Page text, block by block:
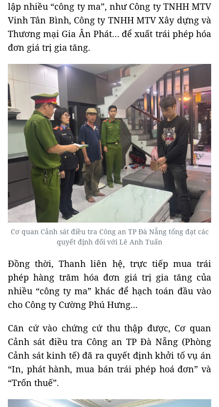
lập nhiều “công ty ma”, như Công ty TNHH MTV
Vinh Tân Bình, Công ty TNHH MTV Xây dựng và
Thương mại Gia Ân Phát… để xuất trái phép hóa
đơn giá trị gia tăng.
Cơ quan Cảnh sát điều tra Công an TP Đà Nẵng tống đạt các
quyết định đối với Lê Anh Tuấn
Đồng thời, Thanh liên hệ, trực tiếp mua trái
phép hàng trăm hóa đơn giá trị gia tăng của
nhiều “công ty ma” khác để hạch toán đầu vào
cho Công ty Cường Phú Hưng...
Căn cứ vào chứng cứ thu thập được, Cơ quan
Cảnh sát điều tra Công an TP Đà Nẵng (Phòng
Cảnh sát kinh tế) đã ra quyết định khởi tố vụ án
“In, phát hành, mua bán trái phép hoá đơn” và
“Trốn thuế”.